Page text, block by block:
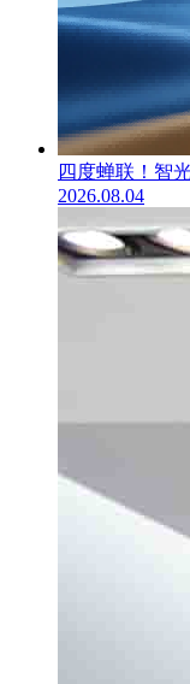
四度蝉联！智
2026.08.04